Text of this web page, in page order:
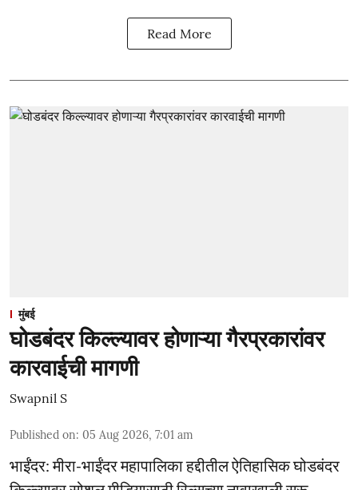
Read More
मुंबई
घोडबंदर किल्ल्यावर होणाऱ्या गैरप्रकारांवर
कारवाईची मागणी
Swapnil S
Published on: 05 Aug 2026, 7:01 am
भाईंंदर: मीरा-भाईंदर महापालिका हद्दीतील ऐतिहासिक घोडबंदर